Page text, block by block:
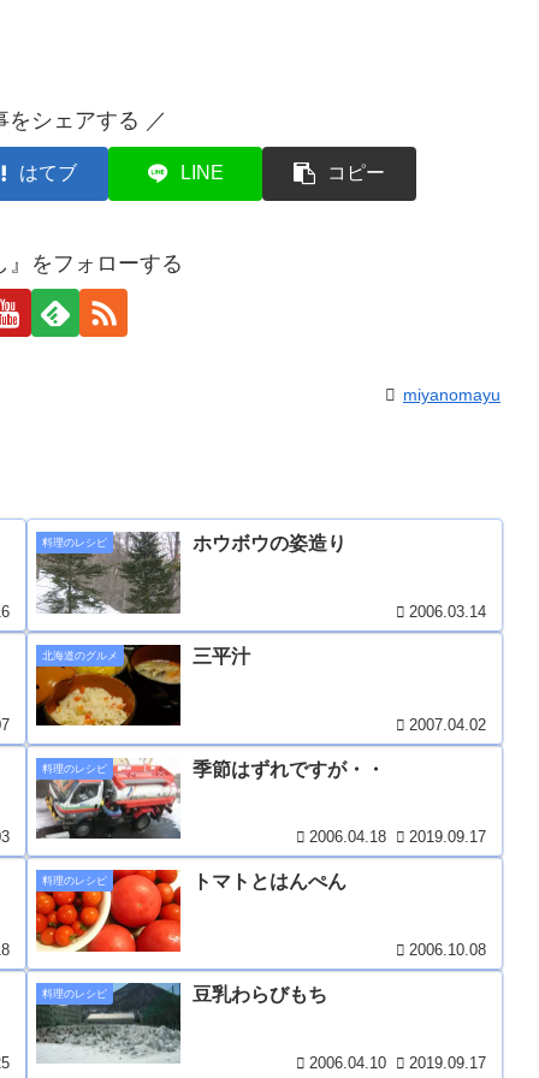
をシェアする ／
はてブ LINE コピー
』をフォローする
miyanomayu
料理のレシピ ホウボウの姿造り
2006.03.14
北海道のグルメ 三平汁
2007.04.02
料理のレシピ 季節はずれですが・・
2006.04.18 2019.09.17
料理のレシピ トマトとはんぺん
2006.10.08
料理のレシピ 豆乳わらびもち
2006.04.10 2019.09.17